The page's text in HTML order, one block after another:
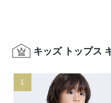
キッズ トップス
1